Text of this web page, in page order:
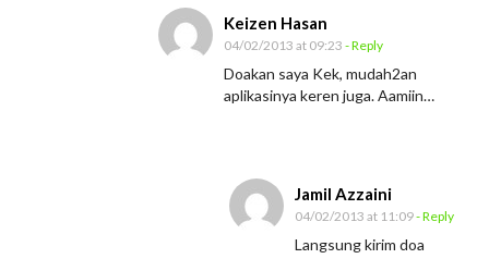
Keizen Hasan
04/02/2013 at 09:23 - Reply
Doakan saya Kek, mudah2an
aplikasinya keren juga. Aamiin…
Jamil Azzaini
04/02/2013 at 11:09- Reply
Langsung kirim doa